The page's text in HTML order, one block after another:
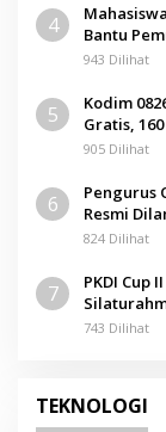
4
Bantu
943 Dilihat
5
Kodim
Gratis,
905 Dilihat
6
Pengurus
Resmi
824 Dilihat
7
PKDI Cup
743 Dilihat
TEKNOLOGI